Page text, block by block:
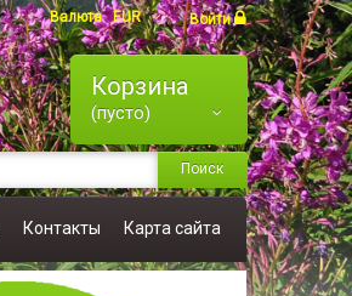
Валюта EUR
Поиск
Войти
Корзина
(пусто)
Контакты Карта сайта